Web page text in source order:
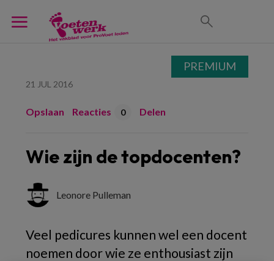
21 JUL 2016
Opslaan Reacties 0 Delen
Wie zijn de topdocenten?
Leonore Pulleman
Veel pedicures kunnen wel een docent
noemen door wie ze enthousiast zijn
PREMIUM